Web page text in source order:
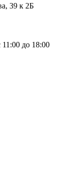
39 к 2Б
до 18:00